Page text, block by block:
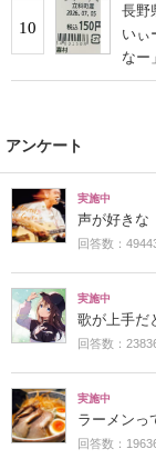
10
長野
いぃ
なー
アンケート
実施中
声が好きな
回答数：
実施中
歌が上手だ
回答数：
実施中
ラーメンっ
回答数：